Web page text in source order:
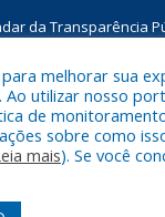
da Transparência
a Prefeitura
Corrêa.
melhorar sua
utilizar nosso
de
sobre como
mais). Se você